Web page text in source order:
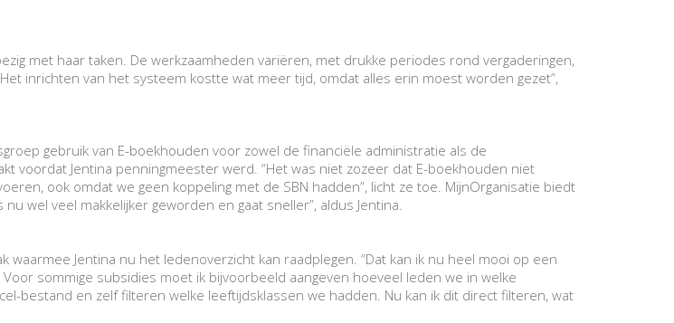
met haar taken. De werkzaamheden variëren, met drukke periodes rond vergaderingen,
inrichten van het systeem kostte wat meer tijd, omdat alles erin moest worden gezet”,
gebruik van E-boekhouden voor zowel de financiële administratie als de
voordat Jentina penningmeester werd. “Het was niet zozeer dat E-boekhouden niet
ook omdat we geen koppeling met de SBN hadden”, licht ze toe. MijnOrganisatie biedt
wel veel makkelijker geworden en gaat sneller”, aldus Jentina.
Jentina nu het ledenoverzicht kan raadplegen. “Dat kan ik nu heel mooi op een
sommige subsidies moet ik bijvoorbeeld aangeven hoeveel leden we in welke
bestand en zelf filteren welke leeftijdsklassen we hadden. Nu kan ik dit direct filteren, wat